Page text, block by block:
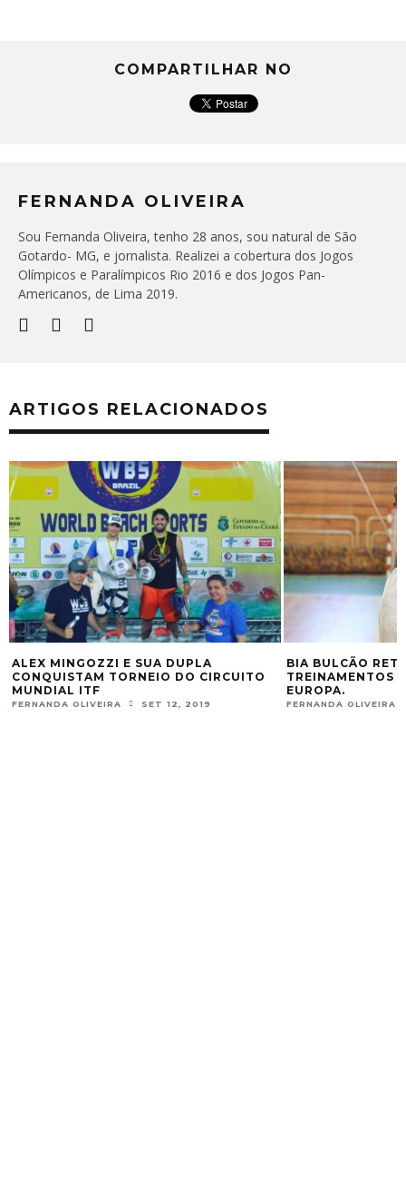
COMPARTILHAR NO
FERNANDA OLIVEIRA
Sou Fernanda Oliveira, tenho 28 anos, sou natural de São
Gotardo- MG, e jornalista. Realizei a cobertura dos Jogos
Olímpicos e Paralímpicos Rio 2016 e dos Jogos Pan-
Americanos, de Lima 2019.
ARTIGOS RELACIONADOS
ALEX MINGOZZI E SUA DUPLA
CONQUISTAM TORNEIO DO CIRCUITO
MUNDIAL ITF
FERNANDA OLIVEIRA SET 12, 2019
BIA BULCÃO
TREINAMENTOS
EUROPA.
FERNANDA OLIVEIRA